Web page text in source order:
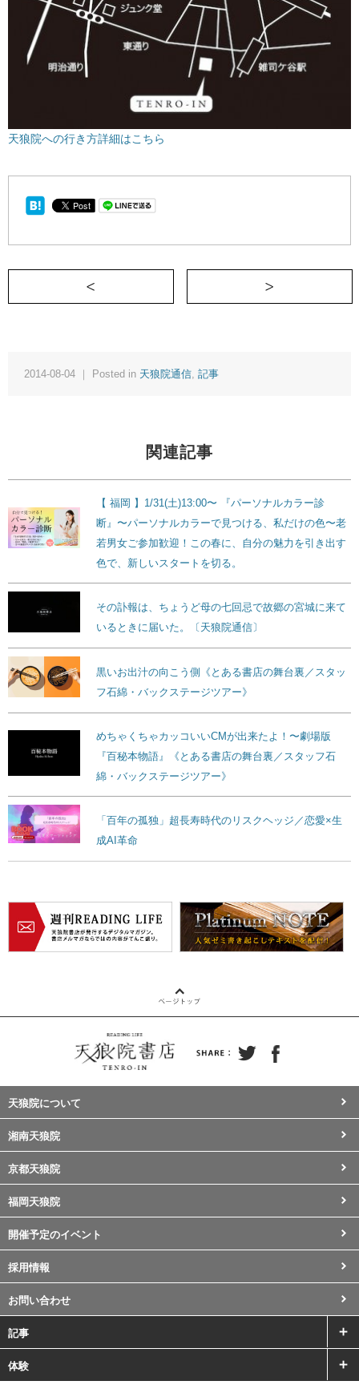
天狼院への行き方詳細はこちら
＜ 【女優のいる書店】青森に日帰りで行
2014-08-04 ｜ Posted in 天狼院通信, 記事
関連記事
【 福岡 】1/31(土)13:00〜 『パーソナルカラー診
断』〜パーソナルカラーで見つける、私だけの色〜老
若男女ご参加歓迎！この春に、自分の魅力を引き出す
色で、新しいスタートを切る。
その訃報は、ちょうど母の七回忌で故郷の宮城に来て
いるときに届いた。〔天狼院通信〕
黒いお出汁の向こう側《とある書店の舞台裏／スタッ
フ石綿・バックステージツアー》
めちゃくちゃカッコいいCMが出来たよ！〜劇場版
『百秘本物語』《とある書店の舞台裏／スタッフ石
綿・バックステージツアー》
「百年の孤独」超長寿時代のリスクヘッジ／恋愛×生
成AI革命
天狼院について
湘南天狼院
京都天狼院
福岡天狼院
開催予定のイベント
採用情報
お問い合わせ
記事
体験